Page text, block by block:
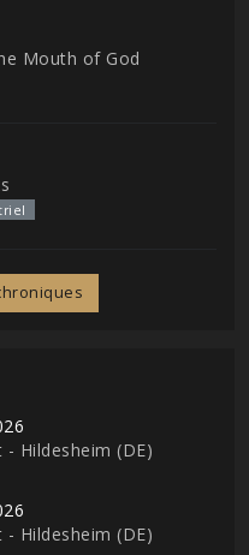
Mouth of God
Hildesheim (DE)
Hildesheim (DE)